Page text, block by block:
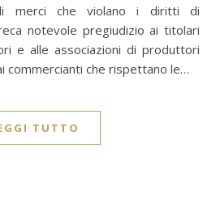
di merci che violano i diritti di
notevole pregiudizio ai titolari
e alle associazioni di produttori
commercianti che rispettano le…
TUTTO